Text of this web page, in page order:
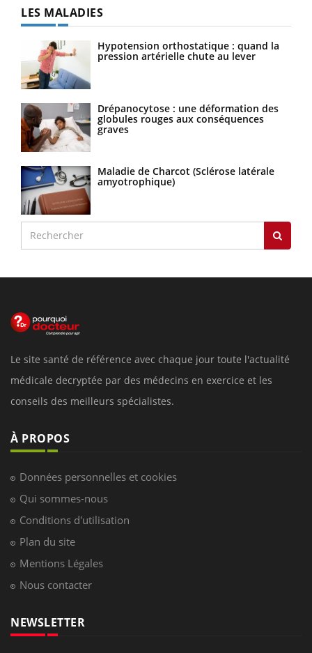
LES MALADIES
Hypotension orthostatique : quand la
pression artérielle chute au lever
Drépanocytose : une déformation des
globules rouges aux conséquences
graves
Maladie de Charcot (Sclérose latérale
amyotrophique)
Le site santé de référence avec chaque jour toute l'actualité
médicale decryptée par des médecins en exercice et les
conseils des meilleurs spécialistes.
À PROPOS
Données personnelles et cookies
Qui sommes-nous
Conditions d'utilisation
Plan du site
Mentions Légales
Nous contacter
NEWSLETTER